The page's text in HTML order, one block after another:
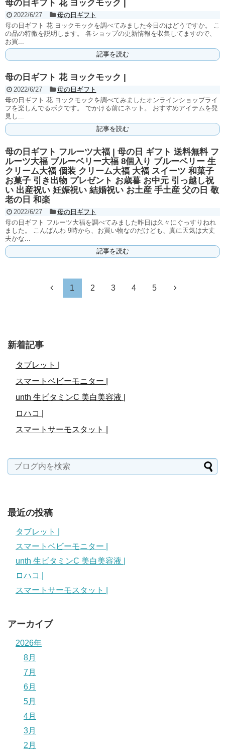
母の日ギフト 花 ヨックモック |
2022/6/27
母の日ギフト
母の日ギフト 花 ヨックモックを調べてみました今日のはどうですか。 こ
の品の特徴を説明します。 各ショップの更新情報を収集してますので、
お買...
記事を読む
母の日ギフト 花 ヨックモック |
2022/6/27
母の日ギフト
母の日ギフト 花 ヨックモックを調べてみましたオンラインショップライ
フを楽しんでるボクです。 でかける前にネット。 おすすめアイテムを発
見し...
記事を読む
母の日ギフト フルーツ大福 | 母の日 ギフト 送料無料 フ
ルーツ大福 ブルーベリー大福 8個入り ブルーベリー 生
クリーム大福 個装 クリーム大福 大福 スイーツ 和菓子
お菓子 引き出物 プレゼント お歳暮 お中元 引っ越し祝
い 出産祝い 妊娠祝い 結婚祝い お土産 手土産 父の日 敬
老の日 和楽
2022/6/27
母の日ギフト
母の日ギフト フルーツ大福を調べてみました昨日は久々にぐっすりねれ
ました。 こんばんわ 9時から、お買い物なのだけども、真に天気は大丈
夫かな...
記事を読む
1 2 3 4 5
新着記事
タブレット |
スマートベビーモニター |
unth 生ビタミンC 美白美容液 |
ロハコ |
スマートサーモスタット |
最近の投稿
タブレット |
スマートベビーモニター |
unth 生ビタミンC 美白美容液 |
ロハコ |
スマートサーモスタット |
アーカイブ
2026年
8月
7月
6月
5月
4月
3月
2月